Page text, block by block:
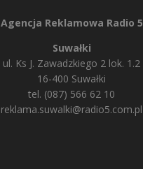
Agencja Reklamowa Radio 5
Suwałki
ul. Ks J. Zawadzkiego 2 lok. 1.2
16-400 Suwałki
tel. (087) 566 62 10
reklama.suwalki@radio5.com.pl